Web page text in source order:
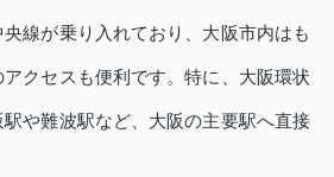
線が乗り入れており、大阪市内はも
クセスも便利です。特に、大阪環状
や難波駅など、大阪の主要駅へ直接